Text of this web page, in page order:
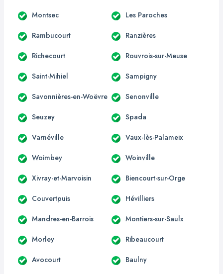
Montsec Les Paroches
Rambucourt Ranzières
Richecourt Rouvrois-sur-Meuse
Saint-Mihiel Sampigny
Savonnières-en-Woëvre Senonville
Seuzey Spada
Varnéville Vaux-lès-Palameix
Woimbey Woinville
Xivray-et-Marvoisin Biencourt-sur-Orge
Couvertpuis Hévilliers
Mandres-en-Barrois Montiers-sur-Saulx
Morley Ribeaucourt
Avocourt Baulny